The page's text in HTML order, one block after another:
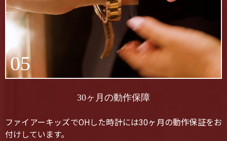
05
30ヶ月の動作保障
ファイアーキッズでOHした時計には30ヶ月の動作保証をお
付けしています。